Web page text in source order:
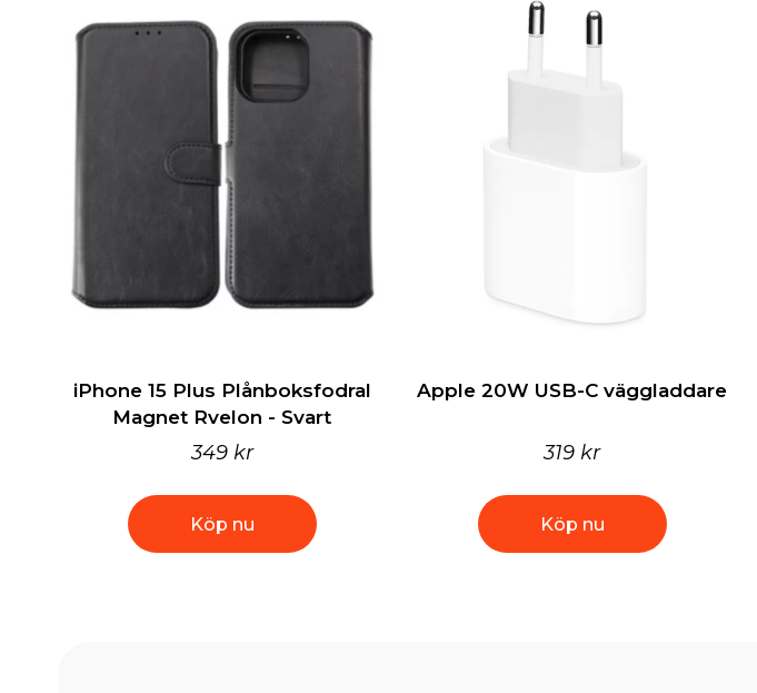
iPhone 15 Plus Plånboksfodral
Magnet Rvelon - Svart
349 kr
Köp nu
Apple 20W USB-C väggladdare
319 kr
Köp nu